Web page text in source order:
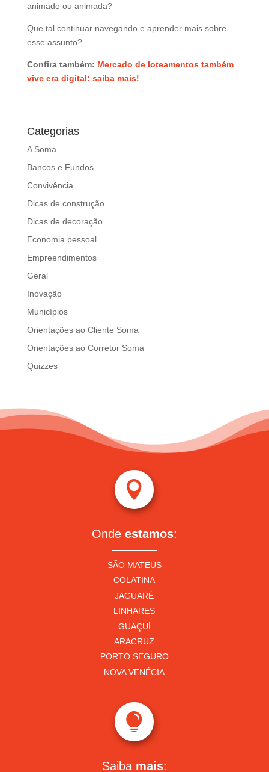
animado ou animada?
Que tal continuar navegando e aprender mais sobre
esse assunto?
Confira também: Mercado de loteamentos também
vive era digital: saiba mais!
Categorias
A Soma
Bancos e Fundos
Convivência
Dicas de construção
Dicas de decoração
Economia pessoal
Empreendimentos
Geral
Inovação
Municípios
Orientações ao Cliente Soma
Orientações ao Corretor Soma
Quizzes

Onde estamos:
SÃO MATEUS
COLATINA
JAGUARÉ
LINHARES
GUAÇUÍ
ARACRUZ
PORTO SEGURO
NOVA VENÉCIA

Saiba mais: